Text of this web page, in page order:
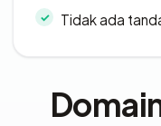
Tidak ada